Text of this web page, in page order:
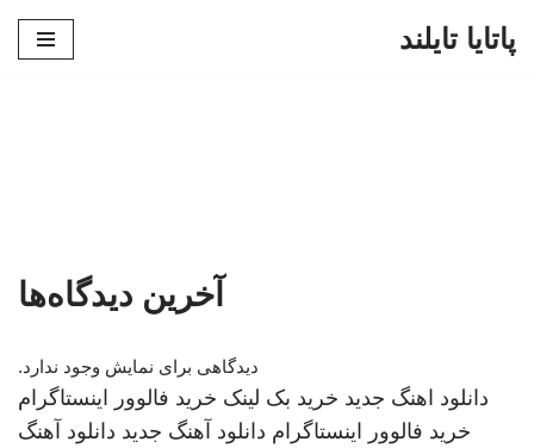
پاتایا تایلند
آخرین دیدگاه‌ها
دیدگاهی برای نمایش وجود ندارد.
دانلود اهنگ جدید خرید بک لینک خرید فالوور اینستاگرام
خرید فالوور اینستاگرام دانلود آهنگ جدید دانلود آهنگ